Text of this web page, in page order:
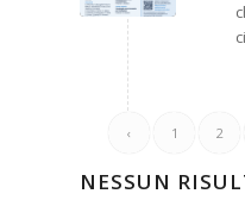
‹ 1 2
NESSUN